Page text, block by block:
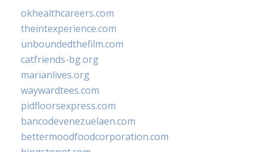
okhealthcareers.com
theintexperience.com
unboundedthefilm.com
catfriends-bg.org
marianlives.org
waywardtees.com
pidfloorsexpress.com
bancodevenezuelaen.com
bettermoodfoodcorporation.com